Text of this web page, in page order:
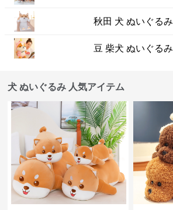
秋田 犬 ぬいぐるみ
豆 柴犬 ぬいぐるみ
犬 ぬいぐるみ 人気アイテム